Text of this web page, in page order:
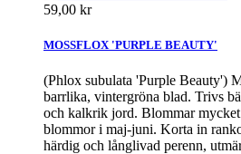
59,00 kr
MOSSFLOX 'PURPLE BEAUTY'
(Phlox subulata 'Purple Beauty')
barrlika, vintergröna blad. Trivs
och kalkrik jord. Blommar
blommor i maj-juni. Korta in
härdig och långlivad perenn,